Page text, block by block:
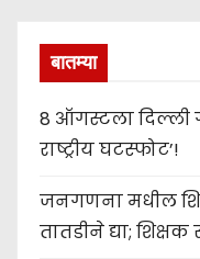
बातम्या
8 ऑगस्टला दिल्ली
राष्ट्रीय घटस्फोट’!
जनगणना मधील
तातडीने द्या;